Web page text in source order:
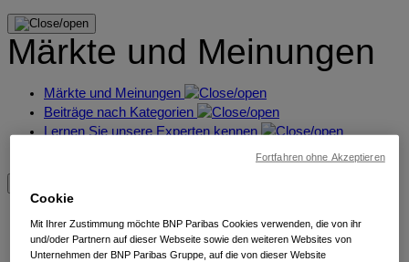
Märkte und Meinungen
Märkte und Meinungen
Beiträge nach Kategorien
Lernen Sie unsere Experten kennen
Übersicht
Übersicht
Cookie
Mit Ihrer Zustimmung möchte BNP Paribas Cookies verwenden, die von ihr
und/oder Partnern auf dieser Webseite sowie den weiteren Websites von
Unternehmen der BNP Paribas Gruppe, auf die von dieser Website
Fortfahren ohne Akzeptieren